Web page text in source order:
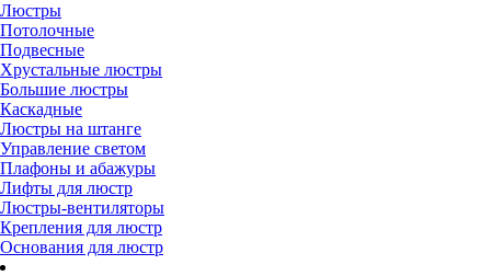
Люстры
Потолочные
Подвесные
Хрустальные люстры
Большие люстры
Каскадные
Люстры на штанге
Управление светом
Плафоны и абажуры
Лифты для люстр
Люстры-вентиляторы
Крепления для люстр
Основания для люстр